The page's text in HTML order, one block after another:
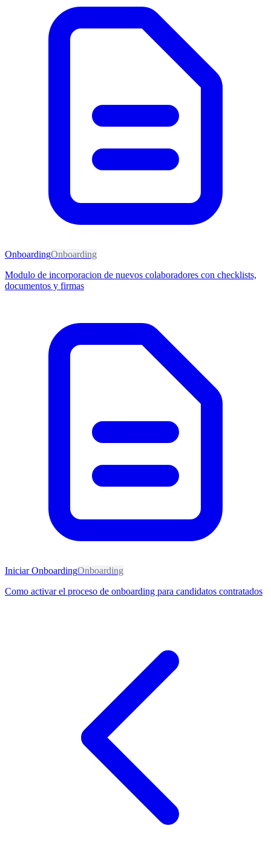
OnboardingOnboarding
Modulo de incorporacion de nuevos colaboradores con checklists,
documentos y firmas
Iniciar OnboardingOnboarding
Como activar el proceso de onboarding para candidatos contratados